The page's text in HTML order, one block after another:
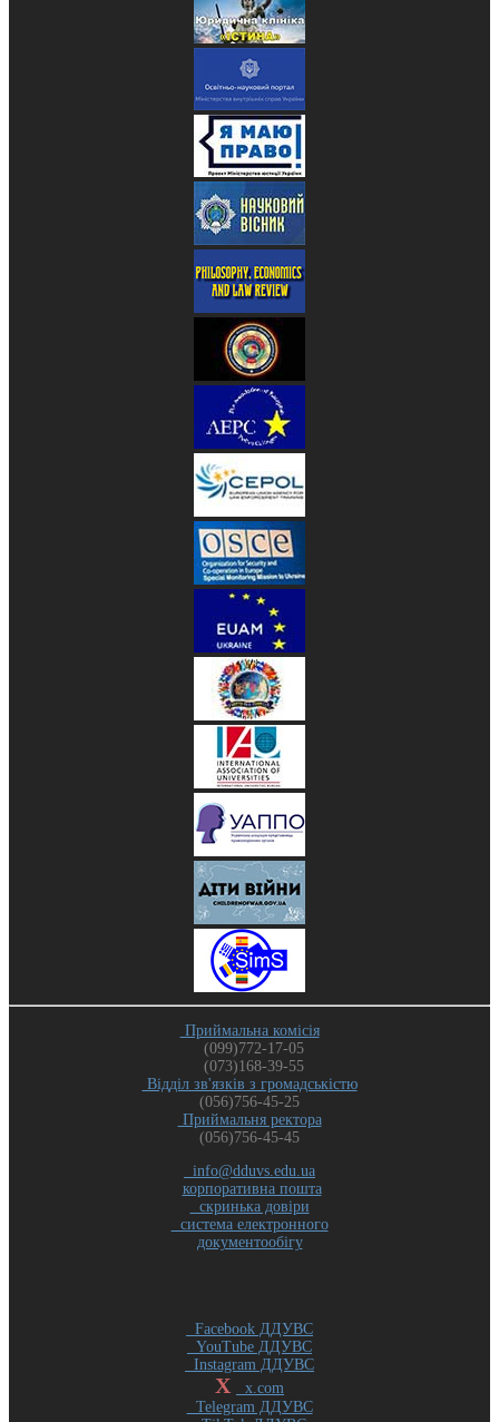
Приймальна комісія
(099)772-17-05
(073)168-39-55
Відділ зв'язків з громадськістю
(056)756-45-25
Приймальня ректора
(056)756-45-45
info@dduvs.edu.ua
корпоративна пошта
скринька довіри
система електронного
документообігу
Facebook ДДУВС
YouTube ДДУВС
Instagram ДДУВС
X
x.com
Telegram ДДУВС